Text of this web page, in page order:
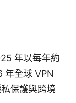
年以每年約
年全球 VPN
保護與跨境